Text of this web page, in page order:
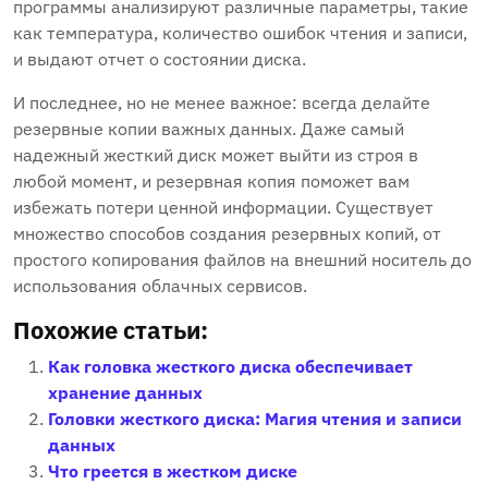
программы анализируют различные параметры, такие
как температура, количество ошибок чтения и записи,
и выдают отчет о состоянии диска.
И последнее, но не менее важное: всегда делайте
резервные копии важных данных. Даже самый
надежный жесткий диск может выйти из строя в
любой момент, и резервная копия поможет вам
избежать потери ценной информации. Существует
множество способов создания резервных копий, от
простого копирования файлов на внешний носитель до
использования облачных сервисов.
Похожие статьи:
Как головка жесткого диска обеспечивает
хранение данных
Головки жесткого диска: Магия чтения и записи
данных
Что греется в жестком диске